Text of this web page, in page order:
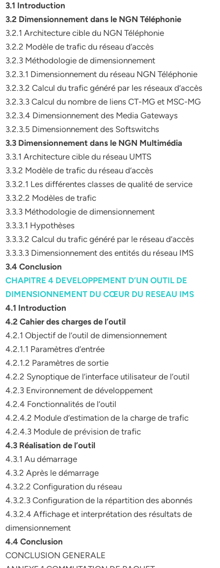
3.1 Introduction
3.2 Dimensionnement dans le NGN Téléphonie
3.2.1 Architecture cible du NGN Téléphonie
3.2.2 Modèle de trafic du réseau d’accès
3.2.3 Méthodologie de dimensionnement
3.2.3.1 Dimensionnement du réseau NGN Téléphonie
3.2.3.2 Calcul du trafic généré par les réseaux d’accès
3.2.3.3 Calcul du nombre de liens CT-MG et MSC-MG
3.2.3.4 Dimensionnement des Media Gateways
3.2.3.5 Dimensionnement des Softswitchs
3.3 Dimensionnement dans le NGN Multimédia
3.3.1 Architecture cible du réseau UMTS
3.3.2 Modèle de trafic du réseau d’accès
3.3.2.1 Les différentes classes de qualité de service
3.3.2.2 Modèles de trafic
3.3.3 Méthodologie de dimensionnement
3.3.3.1 Hypothèses
3.3.3.2 Calcul du trafic généré par le réseau d’accès
3.3.3.3 Dimensionnement des entités du réseau IMS
3.4 Conclusion
CHAPITRE 4 DEVELOPPEMENT D’UN OUTIL DE
DIMENSIONNEMENT DU CŒUR DU RESEAU IMS
4.1 Introduction
4.2 Cahier des charges de l’outil
4.2.1 Objectif de l’outil de dimensionnement
4.2.1.1 Paramètres d’entrée
4.2.1.2 Paramètres de sortie
4.2.2 Synoptique de l’interface utilisateur de l’outil
4.2.3 Environnement de développement
4.2.4 Fonctionnalités de l’outil
4.2.4.2 Module d’estimation de la charge de trafic
4.2.4.3 Module de prévision de trafic
4.3 Réalisation de l’outil
4.3.1 Au démarrage
4.3.2 Après le démarrage
4.3.2.2 Configuration du réseau
4.3.2.3 Configuration de la répartition des abonnés
4.3.2.4 Affichage et interprétation des résultats de
dimensionnement
4.4 Conclusion
CONCLUSION GENERALE